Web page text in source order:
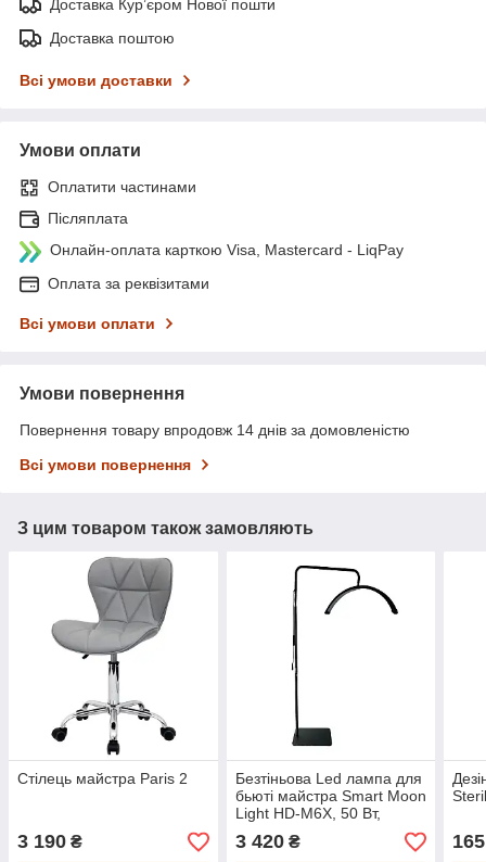
Доставка Курʼєром Нової пошти
Доставка поштою
Всі умови доставки
Умови оплати
Оплатити частинами
Післяплата
Онлайн-оплата карткою Visa, Mastercard - LiqPay
Оплата за реквізитами
Всі умови оплати
Умови повернення
Повернення товару впродовж 14 днів за домовленістю
Всі умови повернення
З цим товаром також замовляють
Стілець майстра Paris 2
3 190 ₴
Безтіньова Led лампа для
бьюті майстра Smart Moon
Light HD-M6X, 50 Вт,
чорна
3 420₴ 165